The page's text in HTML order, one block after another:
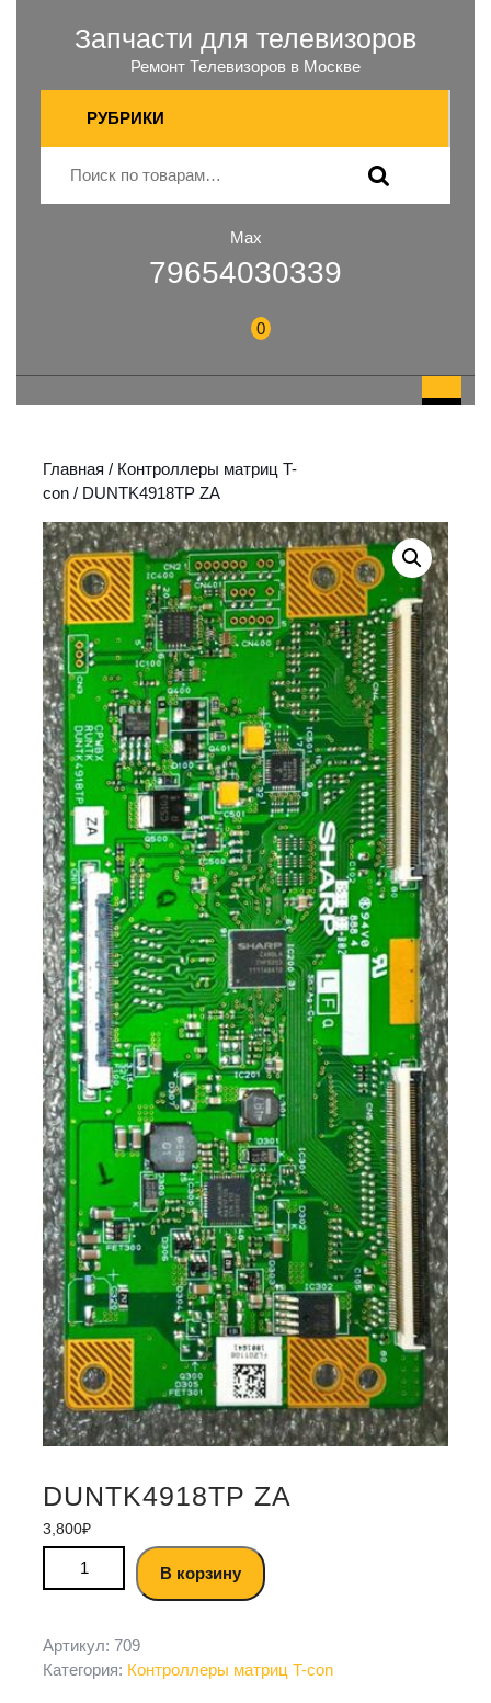
Запчасти для телевизоров
Ремонт Телевизоров в Москве
РУБРИКИ
Max
79654030339
0
Главная / Контроллеры матриц T-
con / DUNTK4918TP ZA
DUNTK4918TP ZA
3,800₽
В корзину
Артикул: 709
Категория: Контроллеры матриц T-con